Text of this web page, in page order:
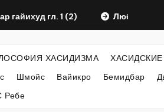
гл. 1 (2) Любавический
ХАСИДИЗМА
Шмойс Вайикро Бемидбар
Ребе